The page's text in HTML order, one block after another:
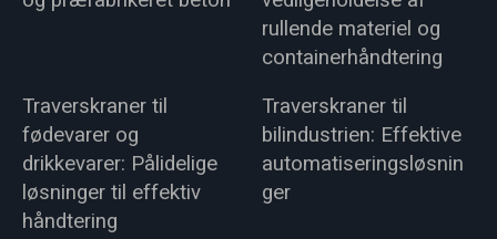
rullende materiel og
containerhåndtering
Traverskraner til
fødevarer og
drikkevarer: Pålidelige
løsninger til effektiv
håndtering
Traverskraner til
bilindustrien: Effektive
automatiseringsløsnin
ger